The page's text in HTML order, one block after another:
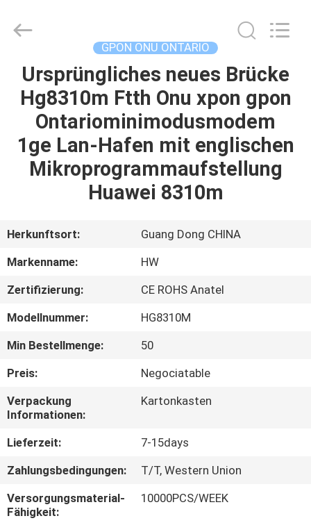
HAUS
PRODUKTE
ÜBER
FABRIK-
AUSFLUG
QUALITÄTSKONTROLLE
TRETEN
SIE
MIT
UNS
IN
VERBINDUNG
FORDERN
LIMITED.
GPON ONU ONTARIO
Ursprüngliches neues Brücke
Hg8310m Ftth Onu xpon gpon
Ontariominimodusmodem
1ge Lan-Hafen mit englischen
Mikroprogrammaufstellung
Huawei 8310m
Herkunftsort:
Guang Dong CHINA
Markenname:
HW
Zertifizierung:
CE ROHS Anatel
Modellnummer:
HG8310M
Min Bestellmenge:
50
Preis:
Negociatable
Verpackung
Informationen:
Kartonkasten
Lieferzeit:
7-15days
Zahlungsbedingungen:
T/T, Western Union
Versorgungsmaterial-
Fähigkeit:
10000PCS/WEEK